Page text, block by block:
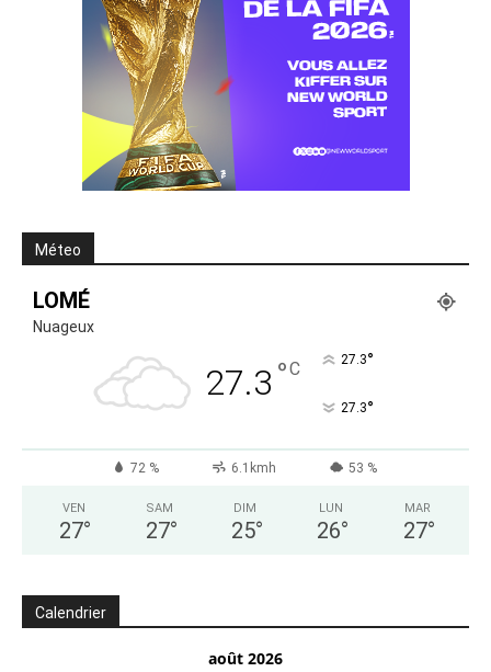
Méteo
LOMÉ
Nuageux
27.3 °C 27.3°
27.3°
72 % 6.1kmh 53 %
VEN
27°
SAM
27°
DIM
25°
LUN
26°
MAR
27°
Calendrier
août 2026